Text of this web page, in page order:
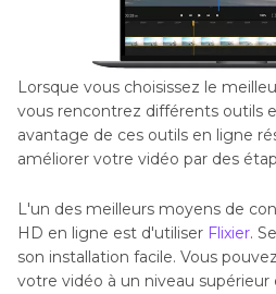
Lorsque vous choisissez le
vous rencontrez différents outils
avantage de ces outils en ligne
améliorer votre vidéo par des
L'un des meilleurs moyens de
HD en ligne est d'utiliser Flixier.
son installation facile. Vous
votre vidéo à un niveau